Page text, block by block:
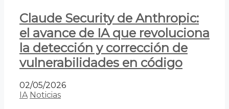
Claude Security de Anthropic:
el avance de IA que revoluciona
la detección y corrección de
vulnerabilidades en código
02/05/2026
IA Noticias